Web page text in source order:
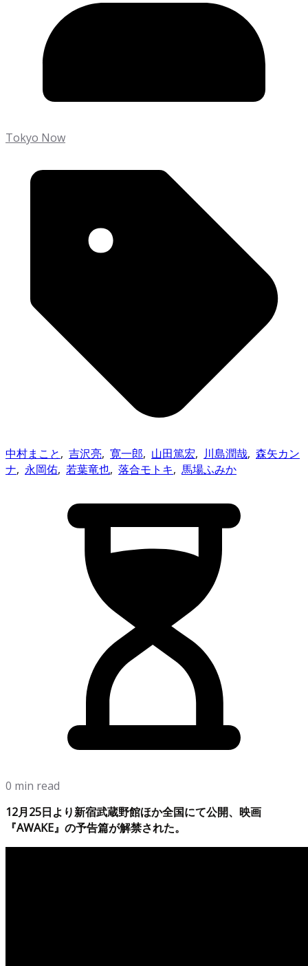
Tokyo Now
中村まこと, 吉沢亮, 寛一郎, 山田篤宏, 川島潤哉, 森矢カン
ナ, 永岡佑, 若葉竜也, 落合モトキ, 馬場ふみか
0 min read
12月25日より新宿武蔵野館ほか全国にて公開、映画
『AWAKE』の予告篇が解禁された。